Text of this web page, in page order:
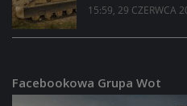
15:59, 29 CZERWCA
Facebookowa Grupa Wot